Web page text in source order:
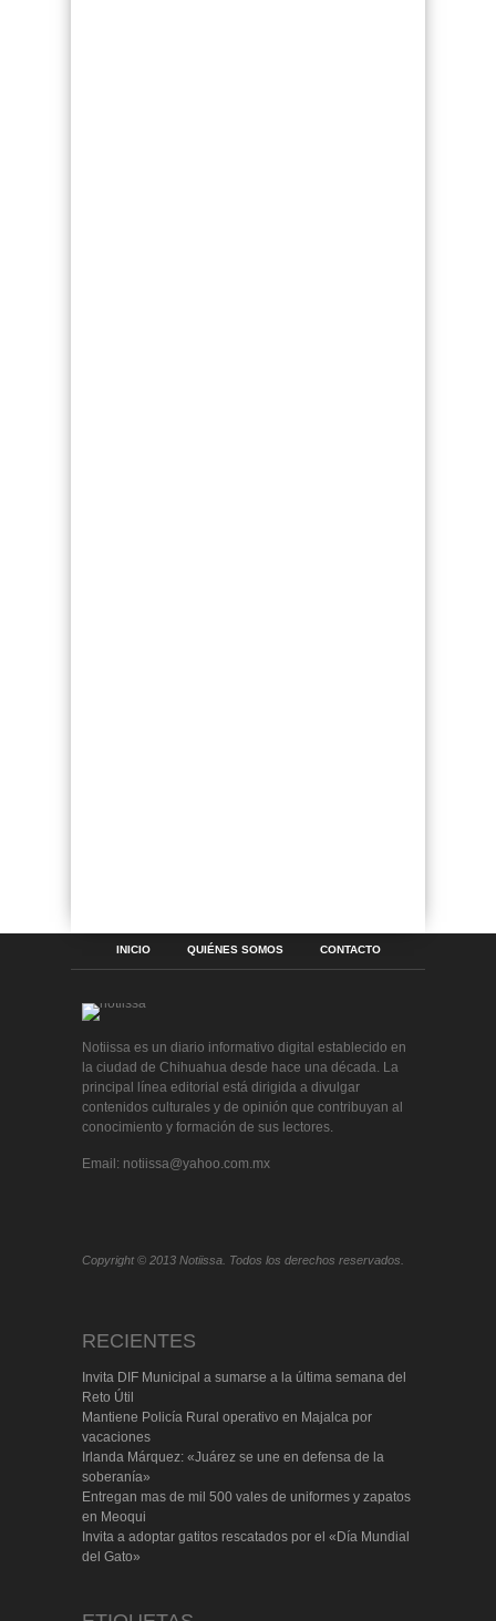
INICIO QUIÉNES SOMOS CONTACTO
Notiissa es un diario informativo digital establecido en
la ciudad de Chihuahua desde hace una década. La
principal línea editorial está dirigida a divulgar
contenidos culturales y de opinión que contribuyan al
conocimiento y formación de sus lectores.
Email: notiissa@yahoo.com.mx
Copyright © 2013 Notiissa. Todos los derechos reservados.
RECIENTES
Invita DIF Municipal a sumarse a la última semana del
Reto Útil
Mantiene Policía Rural operativo en Majalca por
vacaciones
Irlanda Márquez: «Juárez se une en defensa de la
soberanía»
Entregan mas de mil 500 vales de uniformes y zapatos
en Meoqui
Invita a adoptar gatitos rescatados por el «Día Mundial
del Gato»